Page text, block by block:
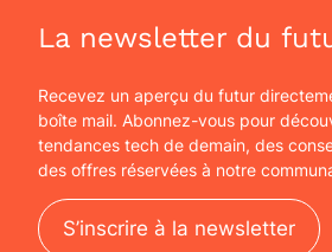
La newsletter du
Recevez un aperçu du futur
boîte mail. Abonnez-vous pour
tendances tech de demain, des
des offres réservées à notre
S’inscrire à la newsletter